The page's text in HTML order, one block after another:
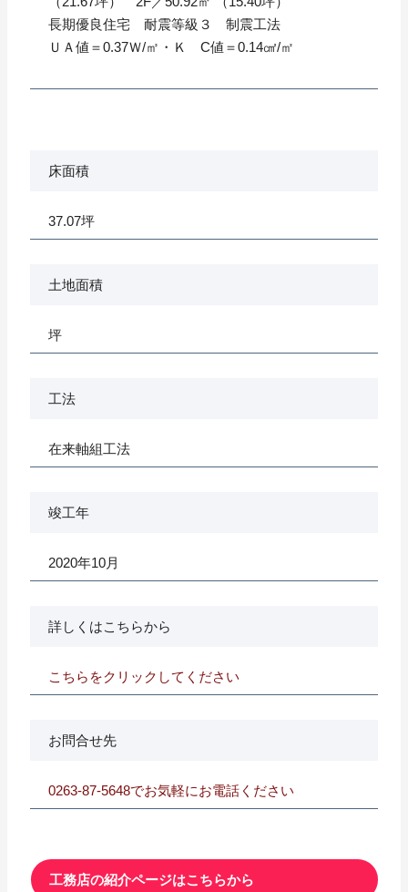
長期優良住宅 耐震等級３ 制震工法
ＵＡ値＝0.37Ｗ/㎡・Ｋ C値＝0.14㎠/㎡
床面積
37.07坪
土地面積
坪
工法
在来軸組工法
竣工年
2020年10月
詳しくはこちらから
こちらをクリックしてください
お問合せ先
0263-87-5648でお気軽にお電話ください
工務店の紹介ページはこちらから